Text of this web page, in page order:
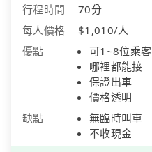
行程時間
70分
每人價格
$1,010/人
優點
可1~8位乘客
哪裡都能接
保證出車
價格透明
缺點
無臨時叫車
不收現金